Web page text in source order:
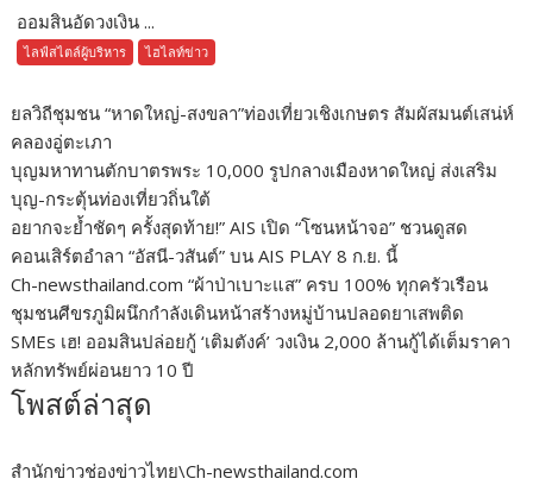
ออมสินอัดวงเงิน ...
ไลฟ์สไตล์ผู้บริหาร ไฮไลท์ข่าว
ยลวิถีชุมชน “หาดใหญ่-สงขลา”ท่องเที่ยวเชิงเกษตร สัมผัสมนต์เสน่ห์
คลองอู่ตะเภา
บุญมหาทานตักบาตรพระ 10,000 รูปกลางเมืองหาดใหญ่ ส่งเสริม
บุญ-กระตุ้นท่องเที่ยวถิ่นใต้
อยากจะย้ำชัดๆ ครั้งสุดท้าย!” AIS เปิด “โซนหน้าจอ” ชวนดูสด
คอนเสิร์ตอำลา “อัสนี-วสันต์” บน AIS PLAY 8 ก.ย. นี้
Ch-newsthailand.com “ผ้าป่าเบาะแส” ครบ 100% ทุกครัวเรือน
ชุมชนศีขรภูมิผนึกกำลังเดินหน้าสร้างหมู่บ้านปลอดยาเสพติด
SMEs เฮ! ออมสินปล่อยกู้ ‘เติมตังค์’ วงเงิน 2,000 ล้านกู้ได้เต็มราคา
หลักทรัพย์ผ่อนยาว 10 ปี
โพสต์ล่าสุด
สำนักข่าวช่องข่าวไทย\Ch-newsthailand.com